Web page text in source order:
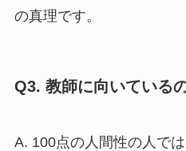
の真理です。
Q3. 教師に向いている
A. 100点の人間性の人で